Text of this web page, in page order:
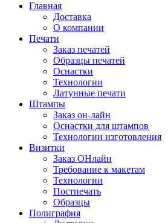
Главная
Доставка
О компании
Печати
Заказ печатей
Образцы печатей
Оснастки
Технологии
Латунные печати
Штампы
Заказ он-лайн
Оснастки для штампов
Технологии изготовления
Визитки
Заказ ОНлайн
Требование к макетам
Технологии
Постпечать
Образцы
Полиграфия